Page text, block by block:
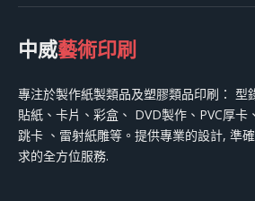
中威藝術印刷
專注於製作紙製類品及塑膠類品印刷： 型
貼紙、卡片、彩盒、 DVD製作、PVC厚卡
跳卡 、雷射紙雕等。提供專業的設計, 準
求的全方位服務.